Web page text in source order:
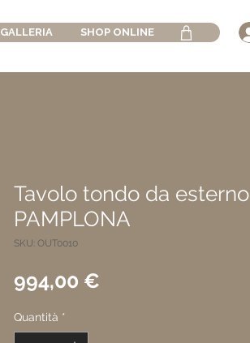
GALLERIA SHOP ONLINE
Tavolo tondo da esterno
PAMPLONA
SKU: OUT0010
994,00 €
Quantità *